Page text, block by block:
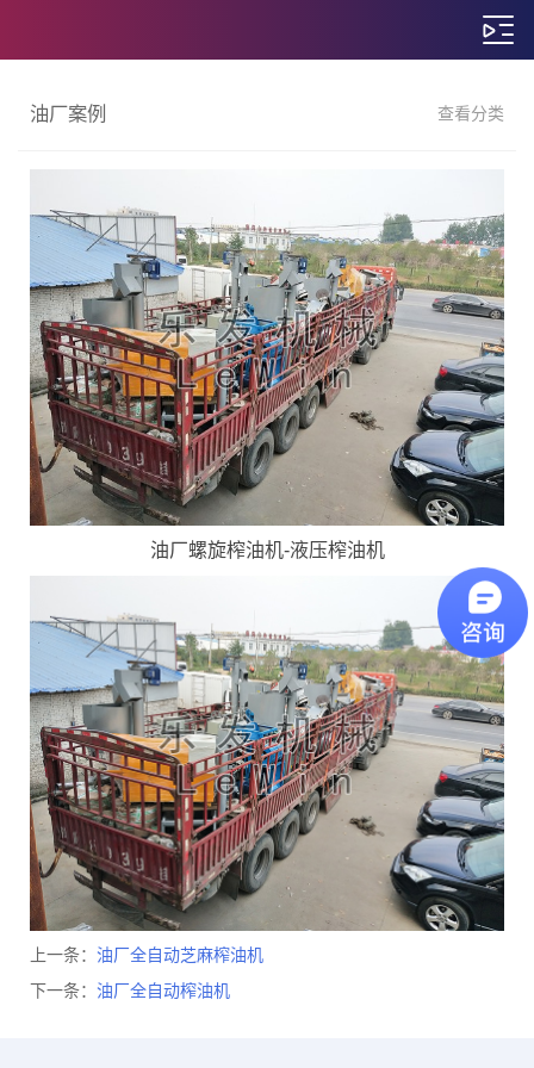
油厂案例 查看分类
油厂螺旋榨油机-液压榨油机
上一条： 油厂全自动芝麻榨油机
下一条： 油厂全自动榨油机